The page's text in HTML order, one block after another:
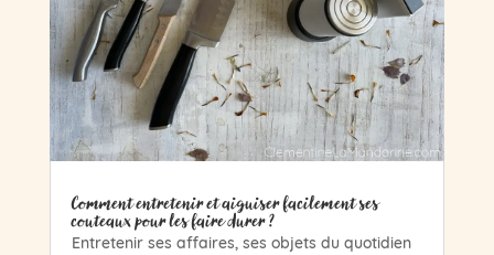
Comment entretenir et aiguiser facilement ses
couteaux pour les faire durer ?
Entretenir ses affaires, ses objets du quotidien